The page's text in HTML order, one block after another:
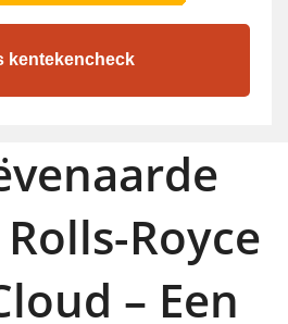
Royce
– Een